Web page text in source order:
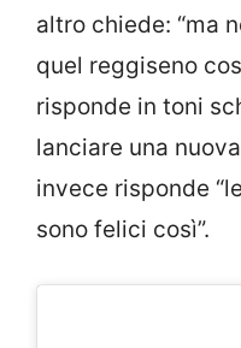
altro chiede: “ma
quel reggiseno
risponde in toni
lanciare una
invece risponde
sono felici così”.